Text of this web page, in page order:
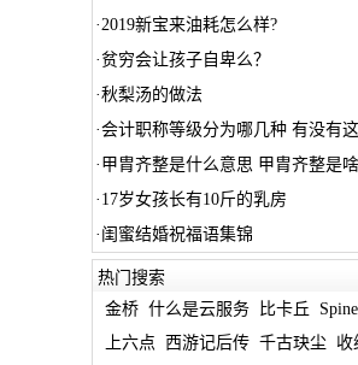
·2019新宝来油耗怎么样?
·贫穷会让孩子自卑么？
·秋梨汤的做法
·会计职称等级分为哪几种 有没有
· 甲胄齐整是什么意思 甲胄齐整是
· 17岁女孩长有10斤的乳房
· 闺蜜结婚祝福语集锦
热门搜索
金桥 什么是云服务 比卡丘 Spine
上六点
西游记后传 千古玦尘 收